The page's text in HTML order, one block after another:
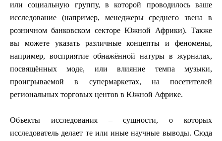
или социальную группу, в которой проводилось ваше
исследование (например, менеджеры среднего звена в
розничном банковском секторе Южной Африки). Также
вы можете указать различные концепты и феномены,
например, восприятие обнажённой натуры в журналах,
посвящённых моде, или влияние темпа музыки,
проигрываемой в супермаркетах, на посетителей
региональных торговых центов в Южной Африке.
Объекты исследования – сущности, о которых
исследователь делает те или иные научные выводы. Сюда